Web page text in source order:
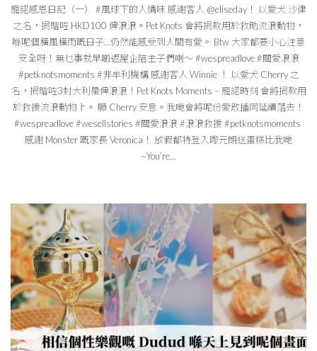
寵諾感恩日記（一） #風球下的人情味 感謝客人 @eliseday！ 以愛犬 沙律
之名，捐贈咗 HKD100 俾浪浪。Pet Knots 會將捐款用於救助流浪動物，
喺呢個橫風橫雨嘅日子…仍然能感受到人間有愛。 Btw 大家都要小心注意
安全呀！無乜事就早啲返屋企陪主子們喇～ #wespreadlove #關愛浪浪
#petknotsmoments #非牟利機構 感謝客人 Winnie ！ 以愛犬 Cherry 之
名，捐贈咗3封大利是俾浪浪！Pet Knots Moments – 寵諾時刻 會將捐款用
於救援流浪動物上。 願 Cherry 安息。我哋會將呢份愛散播同延續落去！
#wespreadlove #wesellstories #關愛浪浪 #浪浪救援 #petknotsmoments
感謝 Monster 嘅家長 Veronica！ 放假都特登入嚟元朗送蛋糕比我哋
~You’re…